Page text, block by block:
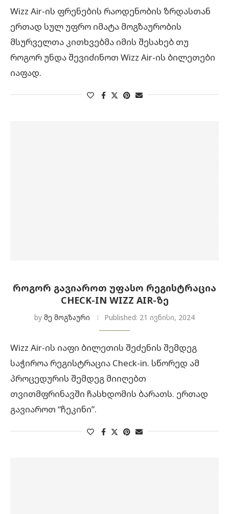
Wizz Air-ის ფრენების რაოდენობის ზრდასთან
ერთად სულ უფრო იმატა მოგზაურობის
მსურველთა კითხვებმა იმის შესახებ თუ
როგორ უნდა შევიძინოთ Wizz Air-ის ბილეთები
იაფად.
ᲠᲝᲒᲝᲠ ᲒᲐᲕᲘᲐᲠᲝᲗ ᲣᲤᲐᲡᲝ ᲠᲔᲒᲘᲡᲢᲠᲐᲪᲘᲐ
CHECK-IN WIZZ AIR-ᲖᲔ
by მე მოგზაური Published: 21 ივნისი, 2024
Wizz Air-ის იაფი ბილეთის შეძენის შემდეგ
საჭიროა რეგისტრაცია Check-in. სწორედ ამ
პროცედურის შემდეგ მიიღებთ
თვითმფრინავში ჩასხდომის ბარათს. ერთად
გავიაროთ “ჩეკინი”.